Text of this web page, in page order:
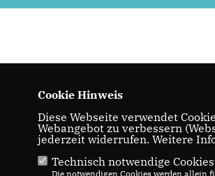
Cookie Hinweis
Diese Webseite verwendet
Webangebot zu verbessern
jederzeit widerrufen. Weitere
Technisch notwendige
Die notwendigen Cookies werden allein